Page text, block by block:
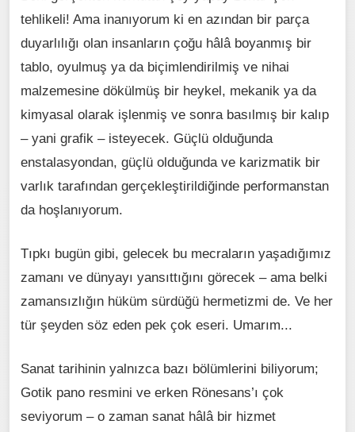
tehlikeli! Ama inanıyorum ki en azından bir parça
duyarlılığı olan insanların çoğu hâlâ boyanmış bir
tablo, oyulmuş ya da biçimlendirilmiş ve nihai
malzemesine dökülmüş bir heykel, mekanik ya da
kimyasal olarak işlenmiş ve sonra basılmış bir kalıp
– yani grafik – isteyecek. Güçlü olduğunda
enstalasyondan, güçlü olduğunda ve karizmatik bir
varlık tarafından gerçekleştirildiğinde performanstan
da hoşlanıyorum.
Tıpkı bugün gibi, gelecek bu mecraların yaşadığımız
zamanı ve dünyayı yansıttığını görecek – ama belki
zamansızlığın hüküm sürdüğü hermetizmi de. Ve her
tür şeyden söz eden pek çok eseri. Umarım...
Sanat tarihinin yalnızca bazı bölümlerini biliyorum;
Gotik pano resmini ve erken Rönesans’ı çok
seviyorum – o zaman sanat hâlâ bir hizmet